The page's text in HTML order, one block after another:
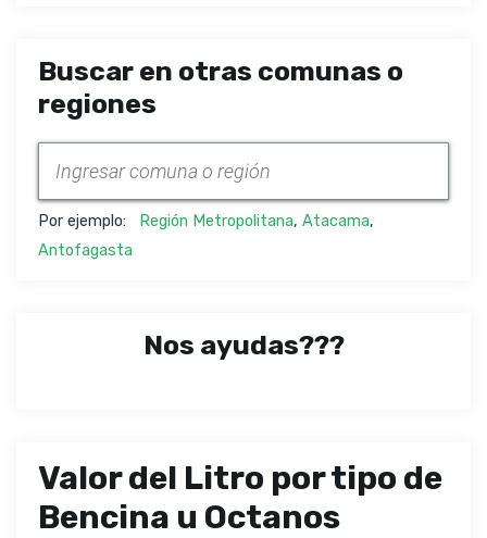
Buscar en otras comunas o
regiones
Por ejemplo: Región Metropolitana, Atacama,
Antofagasta
Nos ayudas???
Valor del Litro por tipo de
Bencina u Octanos